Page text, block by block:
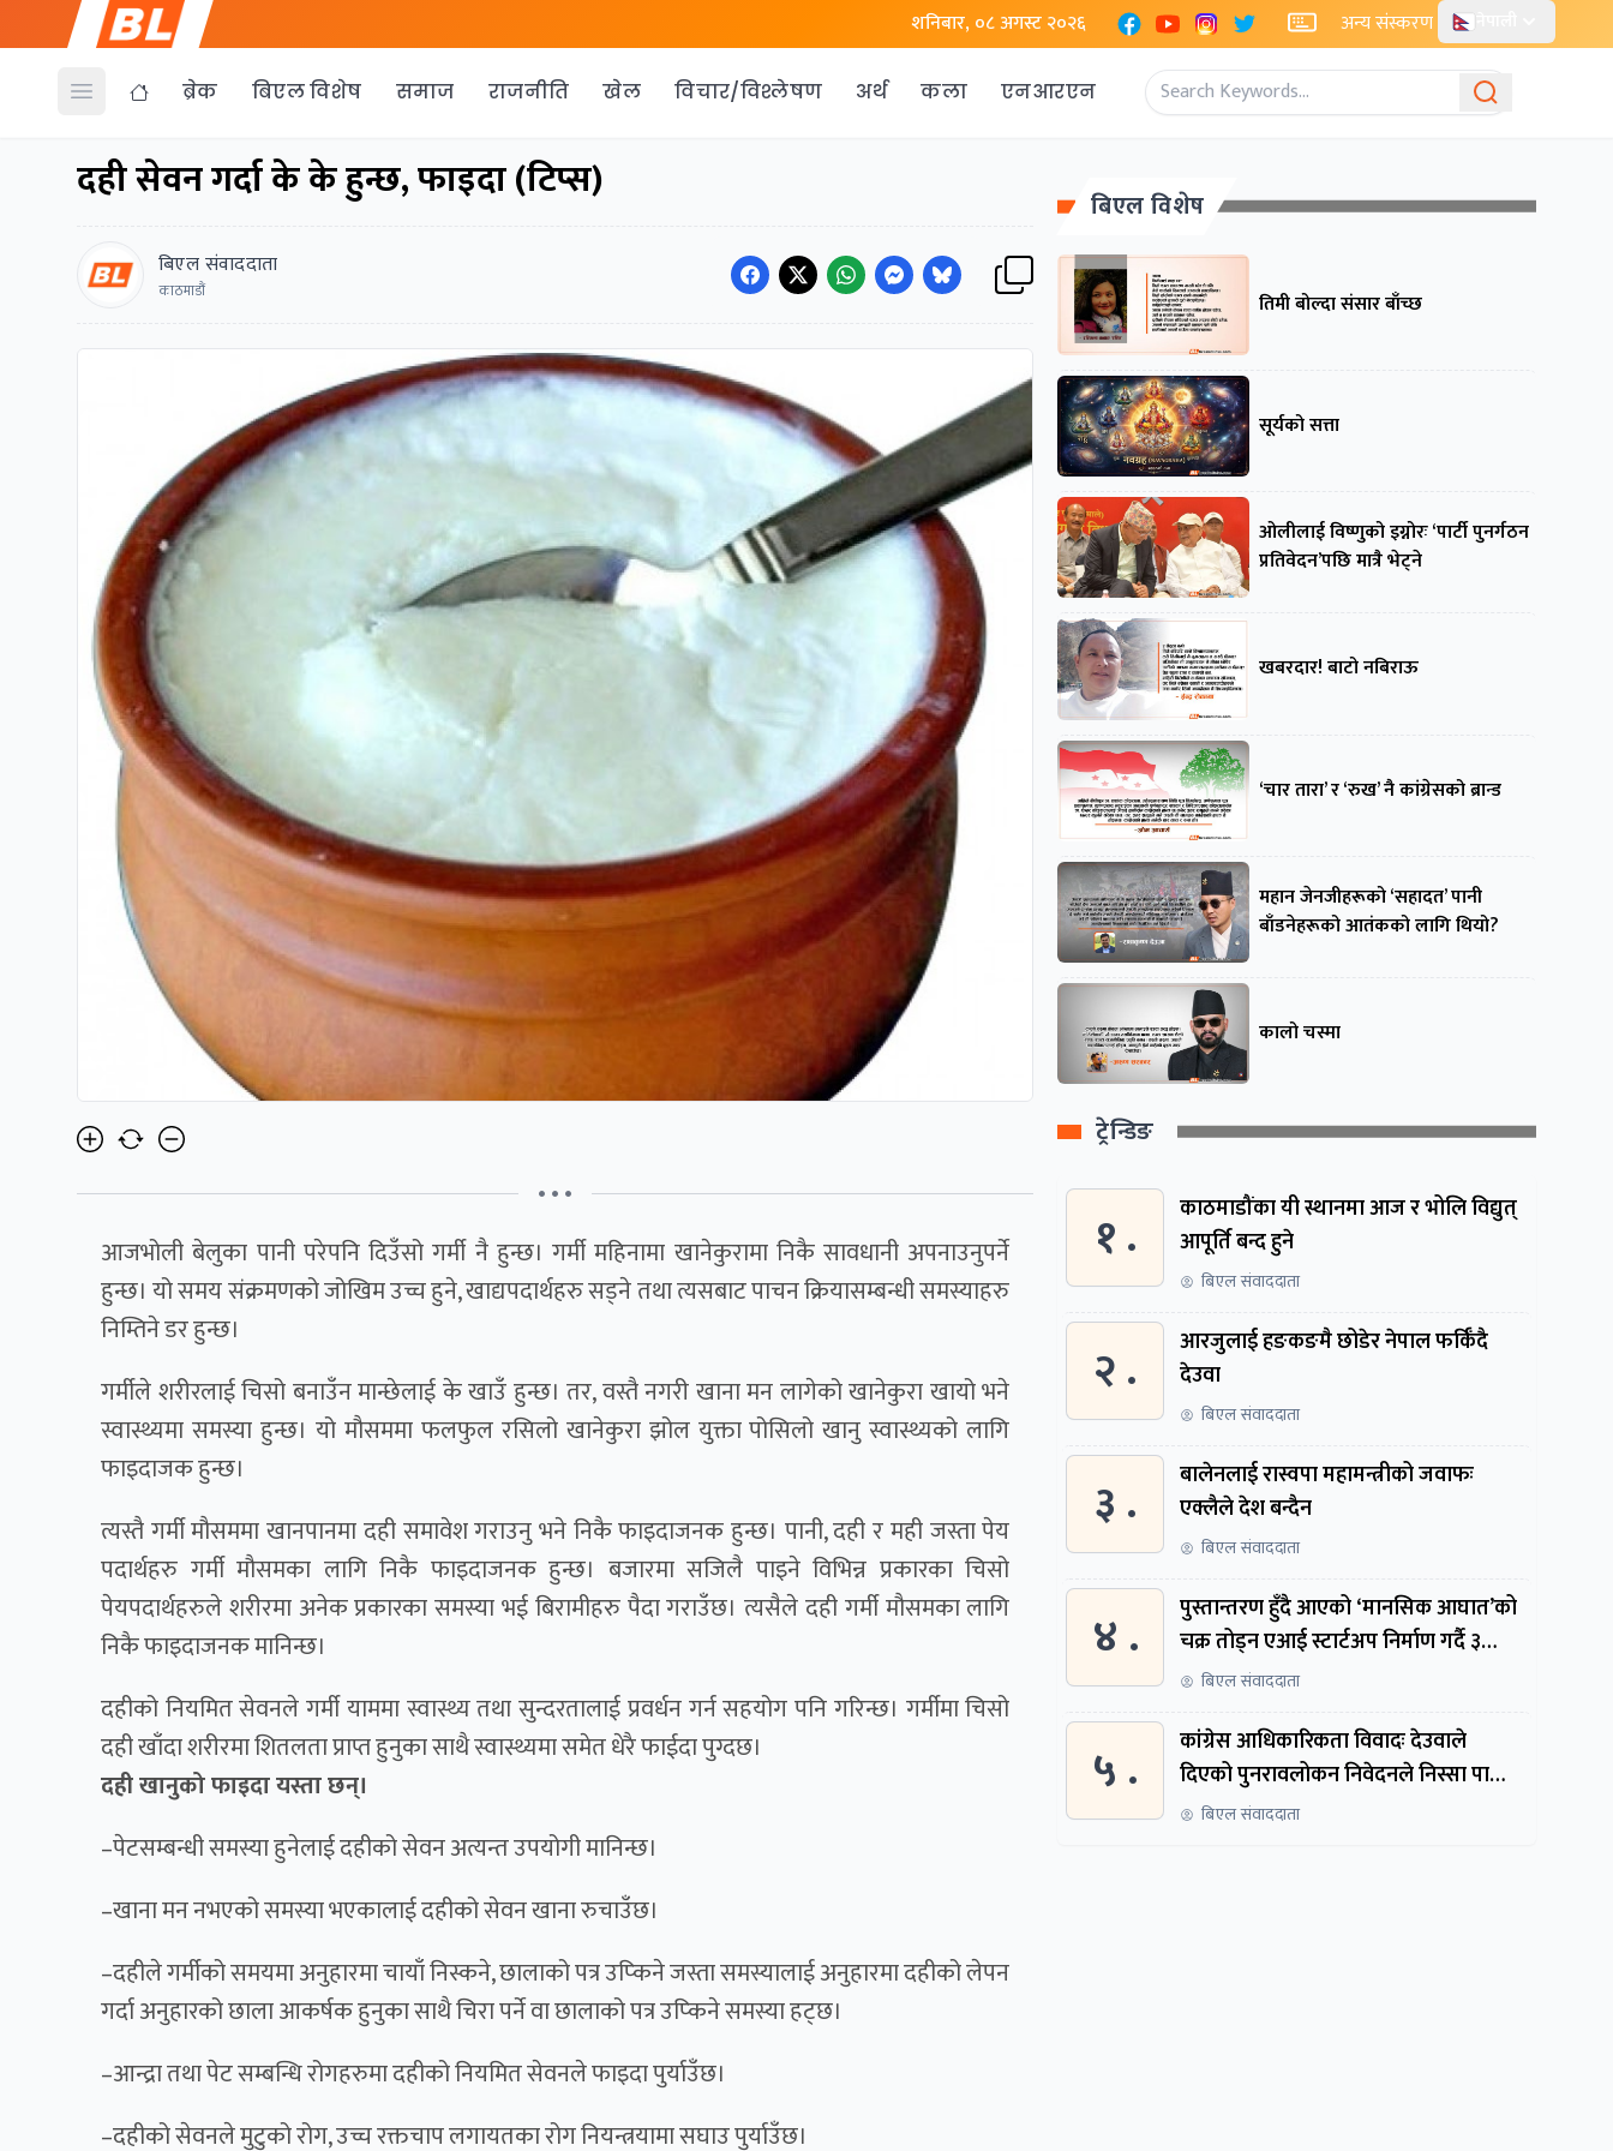
शनिबार, ०८ अगस्ट २०२६ FacebookYouTubeInstagram
X अन्य संस्करण
Open menu ब्रेक बिएल विशेष समाज राजनीति खेल विचार/विश्लेषण अर्थ कला एनआरएन
दही सेवन गर्दा के के हुन्छ, फाइदा (टिप्स)
बिएल संवाददाता
काठमाडौं
• • •
आजभोली बेलुका पानी परेपनि दिउँसो गर्मी नै हुन्छ। गर्मी महिनामा खानेकुरामा निकै सावधानी अपनाउनुपर्ने
हुन्छ। यो समय संक्रमणको जोखिम उच्च हुने, खाद्यपदार्थहरु सड्ने तथा त्यसबाट पाचन क्रियासम्बन्धी समस्याहरु
निम्तिने डर हुन्छ।
गर्मीले शरीरलाई चिसो बनाउँन मान्छेलाई के खाउँ हुन्छ। तर, वस्तै नगरी खाना मन लागेको खानेकुरा खायो भने
स्वास्थ्यमा समस्या हुन्छ। यो मौसममा फलफुल रसिलो खानेकुरा झोल युक्ता पोसिलो खानु स्वास्थ्यको लागि
फाइदाजक हुन्छ।
त्यस्तै गर्मी मौसममा खानपानमा दही समावेश गराउनु भने निकै फाइदाजनक हुन्छ। पानी, दही र मही जस्ता पेय
पदार्थहरु गर्मी मौसमका लागि निकै फाइदाजनक हुन्छ। बजारमा सजिलै पाइने विभिन्न प्रकारका चिसो
पेयपदार्थहरुले शरीरमा अनेक प्रकारका समस्या भई बिरामीहरु पैदा गराउँछ। त्यसैले दही गर्मी मौसमका लागि
निकै फाइदाजनक मानिन्छ।
दहीको नियमित सेवनले गर्मी याममा स्वास्थ्य तथा सुन्दरतालाई प्रवर्धन गर्न सहयोग पनि गरिन्छ। गर्मीमा चिसो
दही खाँदा शरीरमा शितलता प्राप्त हुनुका साथै स्वास्थ्यमा समेत धेरै फाईदा पुग्दछ।
दही खानुको फाइदा यस्ता छन्।
–पेटसम्बन्धी समस्या हुनेलाई दहीको सेवन अत्यन्त उपयोगी मानिन्छ।
–खाना मन नभएको समस्या भएकालाई दहीको सेवन खाना रुचाउँछ।
–दहीले गर्मीको समयमा अनुहारमा चायाँ निस्कने, छालाको पत्र उप्किने जस्ता समस्यालाई अनुहारमा दहीको लेपन
गर्दा अनुहारको छाला आकर्षक हुनुका साथै चिरा पर्ने वा छालाको पत्र उप्किने समस्या हट्छ।
–आन्द्रा तथा पेट सम्बन्धि रोगहरुमा दहीको नियमित सेवनले फाइदा पुर्याउँछ।
–दहीको सेवनले मुटुको रोग, उच्च रक्तचाप लगायतका रोग नियन्त्रयामा सघाउ पुर्याउँछ।
बिएल विशेष
तिमी बोल्दा संसार बाँच्छ
सूर्यको सत्ता
ओलीलाई विष्णुको इग्नोरः ‘पार्टी पुनर्गठन
प्रतिवेदन’पछि मात्रै भेट्ने
खबरदार! बाटो नबिराऊ
‘चार तारा’ र ‘रुख’ नै कांग्रेसको ब्रान्ड
महान जेनजीहरूको ‘सहादत’ पानी
बाँडनेहरूको आतंकको लागि थियो?
कालो चस्मा
ट्रेन्डिङ
१ .
काठमाडौंका यी स्थानमा आज र भोलि विद्युत्
आपूर्ति बन्द हुने
बिएल संवाददाता
२ .
आरजुलाई हङकङमै छोडेर नेपाल फर्किँदै
देउवा
बिएल संवाददाता
३ .
बालेनलाई रास्वपा महामन्त्रीको जवाफः
एक्लैले देश बन्दैन
बिएल संवाददाता
४ .
पुस्तान्तरण हुँदै आएको ‘मानसिक आघात’को
चक्र तोड्न एआई स्टार्टअप निर्माण गर्दै ३
नेपाली
बिएल संवाददाता
५ .
कांग्रेस आधिकारिकता विवादः देउवाले
दिएको पुनरावलोकन निवेदनले निस्सा पायो,
फेरि सुरुदेखि सुनुवाइ हुने
बिएल संवाददाता